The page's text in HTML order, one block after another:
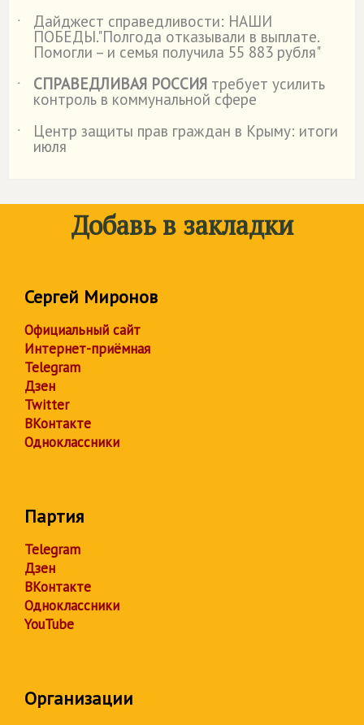
˙
Дайджест справедливости: НАШИ
ПОБЕДЫ."Полгода отказывали в выплате.
Помогли – и семья получила 55 883 рубля"
˙
СПРАВЕДЛИВАЯ РОССИЯ требует усилить
контроль в коммунальной сфере
˙
Центр защиты прав граждан в Крыму: итоги
июля
Добавь в закладки
Сергей Миронов
Официальный сайт
Интернет-приёмная
Telegram
Дзен
Twitter
ВКонтакте
Одноклассники
Партия
Telegram
Дзен
ВКонтакте
Одноклассники
YouTube
Организации